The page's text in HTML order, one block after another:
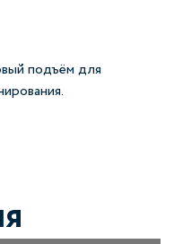
подъём для